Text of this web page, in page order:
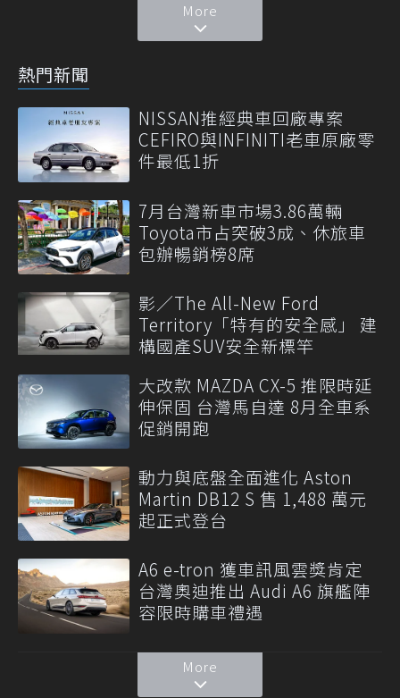
More
熱門新聞
NISSAN推經典車回廠專案
CEFIRO與INFINITI老車原廠零
件最低1折
7月台灣新車市場3.86萬輛
Toyota市占突破3成、休旅車
包辦暢銷榜8席
影／The All-New Ford
Territory「特有的安全感」 建
構國產SUV安全新標竿
大改款 MAZDA CX-5 推限時延
伸保固 台灣馬自達 8月全車系
促銷開跑
動力與底盤全面進化 Aston
Martin DB12 S 售 1,488 萬元
起正式登台
A6 e-tron 獲車訊風雲獎肯定
台灣奧迪推出 Audi A6 旗艦陣
容限時購車禮遇
More